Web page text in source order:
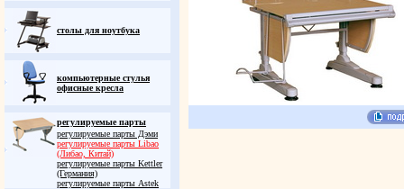
столы для ноутбука
компьютерные стулья
офисные кресла
регулируемые парты
регулируемые парты Дэми
регулируемые парты Libao
(Либао, Китай)
регулируемые парты Kettler
(Германия)
регулируемые парты Astek